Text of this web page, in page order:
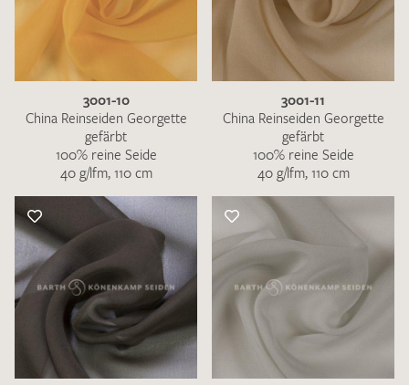
3001-10
China Reinseiden Georgette
gefärbt
100% reine Seide
40 g/lfm, 110 cm
3001-11
China Reinseiden Georgette
gefärbt
100% reine Seide
40 g/lfm, 110 cm